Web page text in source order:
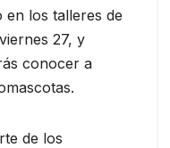
los talleres de
27, y
conocer a
de los